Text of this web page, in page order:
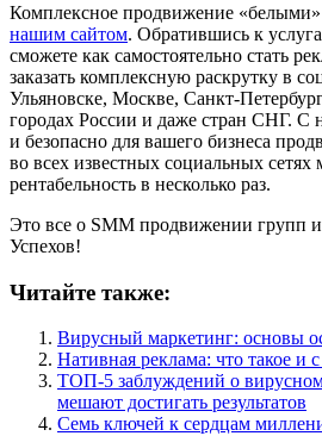
Комплексное продвижение «белыми»
нашим сайтом. Обратившись к
сможете как самостоятельно стать
заказать комплексную раскрутку в
Ульяновске, Москве, Санкт-
городах России и даже стран СНГ. С
и безопасно для вашего бизнеса
во всех известных социальных сетях
рентабельность в несколько раз.
Это все о SMM продвижении групп и
Успехов!
Читайте также:
Вирусный маркетинг: основы
Нативная реклама: что такое и
ТОП-5 заблуждений о
мешают достигать результатов
Семь ключей к сердцам